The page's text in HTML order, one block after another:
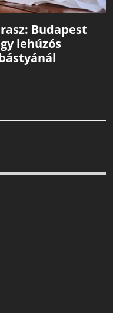
Budapest
lehúzós